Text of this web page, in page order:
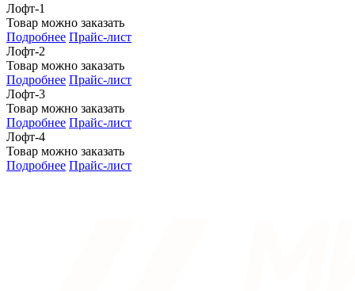
Лофт-1
Товар можно заказать
Подробнее Прайс-лист
Лофт-2
Товар можно заказать
Подробнее Прайс-лист
Лофт-3
Товар можно заказать
Подробнее Прайс-лист
Лофт-4
Товар можно заказать
Подробнее Прайс-лист